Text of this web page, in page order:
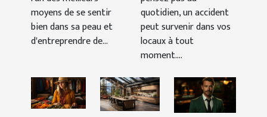
moyens de se sentir
bien dans sa peau et
d'entreprendre de...
quotidien, un accident
peut survenir dans vos
locaux à tout
moment....